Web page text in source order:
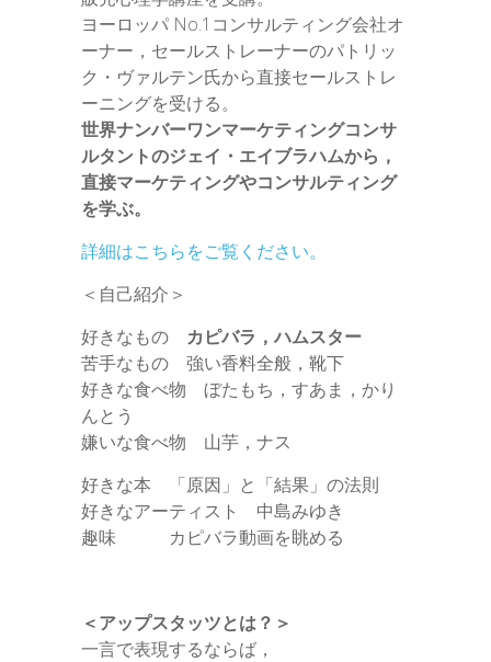
ヨーロッパ No.1コンサルティング会社オ
ーナー，セールストレーナーのパトリッ
ク・ヴァルテン氏から直接セールストレ
ーニングを受ける。
世界ナンバーワンマーケティングコンサ
ルタントのジェイ・エイブラハムから，
直接マーケティングやコンサルティング
を学ぶ。
詳細はこちらをご覧ください。
＜自己紹介＞
好きなもの カピバラ，ハムスター
苦手なもの 強い香料全般，靴下
好きな食べ物 ぼたもち，すあま，かり
んとう
嫌いな食べ物 山芋，ナス
好きな本 「原因」と「結果」の法則
好きなアーティスト 中島みゆき
趣味 カピバラ動画を眺める
＜アップスタッツとは？＞
一言で表現するならば，